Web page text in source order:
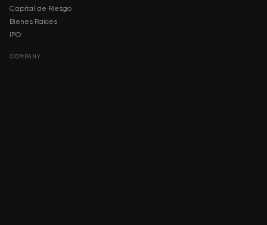
Capital de Riesgo
Bienes Raíces
IPO
COMPANY